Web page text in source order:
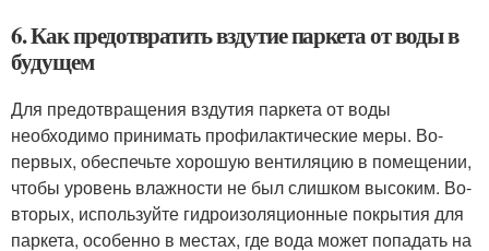
6. Как предотвратить вздутие паркета от воды в
будущем
Для предотвращения вздутия паркета от воды
необходимо принимать профилактические меры. Во-
первых, обеспечьте хорошую вентиляцию в помещении,
чтобы уровень влажности не был слишком высоким. Во-
вторых, используйте гидроизоляционные покрытия для
паркета, особенно в местах, где вода может попадать на